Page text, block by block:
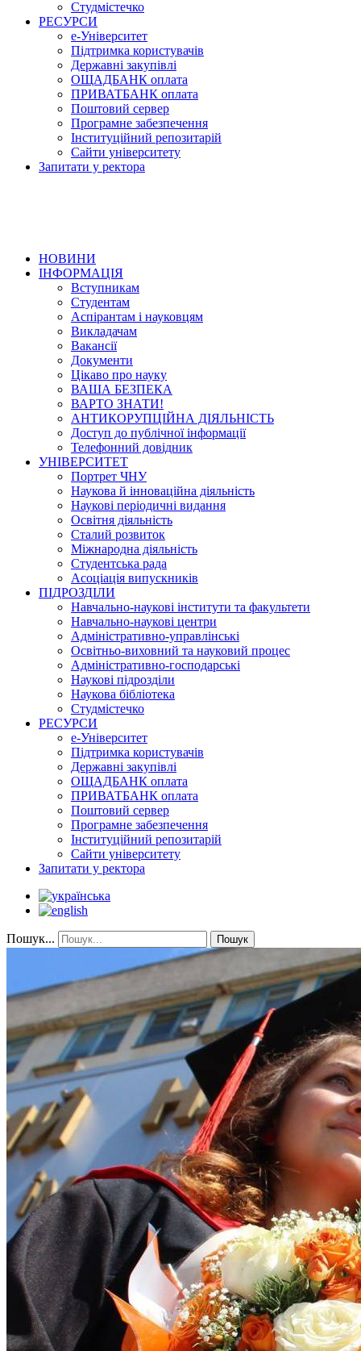
Студмістечко
РЕСУРСИ
е-Університет
Підтримка користувачів
Державні закупівлі
ОЩАДБАНК оплата
ПРИВАТБАНК оплата
Поштовий сервер
Програмне забезпечення
Інституційний репозитарій
Сайти університету
Запитати у ректора
НОВИНИ
ІНФОРМАЦІЯ
Вступникам
Студентам
Аспірантам і науковцям
Викладачам
Вакансії
Документи
Цікаво про науку
ВАША БЕЗПЕКА
ВАРТО ЗНАТИ!
АНТИКОРУПЦІЙНА ДІЯЛЬНІСТЬ
Доступ до публічної інформації
Телефонний довідник
УНІВЕРСИТЕТ
Портрет ЧНУ
Наукова й інноваційна діяльність
Наукові періодичні видання
Освітня діяльність
Сталий розвиток
Міжнародна діяльність
Студентська рада
Асоціація випускників
ПІДРОЗДІЛИ
Навчально-наукові інститути та факультети
Навчально-наукові центри
Адміністративно-управлінські
Освітньо-виховний та науковий процес
Адміністративно-господарські
Наукові підрозділи
Наукова бібліотека
Студмістечко
РЕСУРСИ
е-Університет
Підтримка користувачів
Державні закупівлі
ОЩАДБАНК оплата
ПРИВАТБАНК оплата
Поштовий сервер
Програмне забезпечення
Інституційний репозитарій
Сайти університету
Запитати у ректора
Пошук... Пошук